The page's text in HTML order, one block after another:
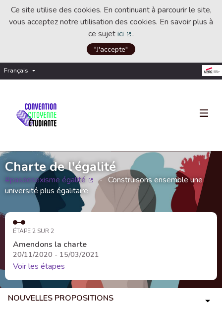
Ce site utilise des cookies. En continuant à parcourir le site,
vous acceptez notre utilisation des cookies. En savoir plus à
ce sujetici
(Lien externe)
.
"J'accepte"
Français Choisir la langue
Charte de l'égalité
#pasdesexisme égalité
(Lien externe)
Construisons ensemble une
université plus égalitaire
ÉTAPE 2 SUR 2
Amendons la charte
20/11/2020 - 15/03/2021
Voir les étapes
NOUVELLES PROPOSITIONS